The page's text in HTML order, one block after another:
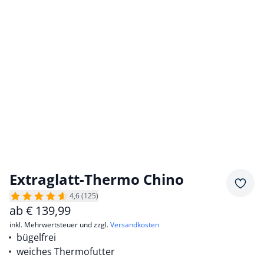
Extraglatt-Thermo Chino
4,6 (125)
ab€ 139,99
inkl. Mehrwertsteuer und zzgl.Versandkosten
bügelfrei
weiches Thermofutter